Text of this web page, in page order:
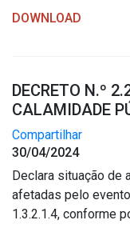
DOWNLOAD
DECRETO N.º
CALAMIDADE
Compartilhar
30/04/2024
Declara situação de
afetadas pelo
1.3.2.1.4, conforme